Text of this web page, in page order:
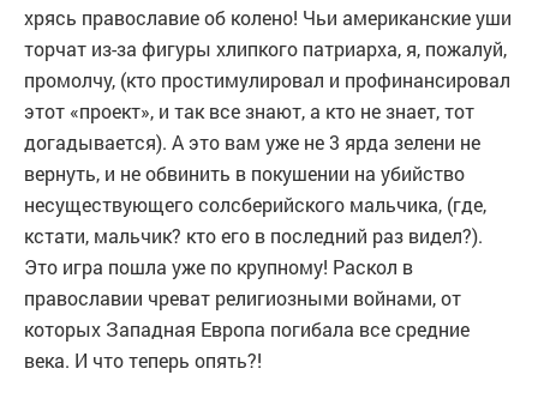
хрясь православие об колено! Чьи американские уши
торчат из-за фигуры хлипкого патриарха, я, пожалуй,
промолчу, (кто простимулировал и профинансировал
этот «проект», и так все знают, а кто не знает, тот
догадывается). А это вам уже не 3 ярда зелени не
вернуть, и не обвинить в покушении на убийство
несуществующего солсберийского мальчика, (где,
кстати, мальчик? кто его в последний раз видел?).
Это игра пошла уже по крупному! Раскол в
православии чреват религиозными войнами, от
которых Западная Европа погибала все средние
века. И что теперь опять?!